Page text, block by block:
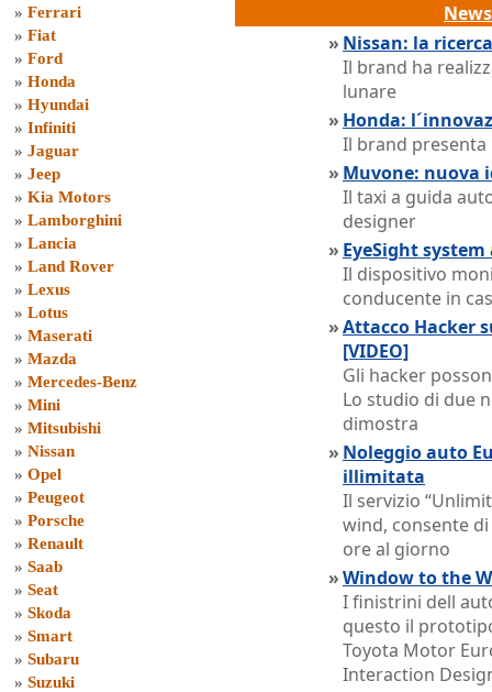
» Ferrari
» Fiat
» Ford
» Honda
» Hyundai
» Infiniti
» Jaguar
» Jeep
» Kia Motors
» Lamborghini
» Lancia
» Land Rover
» Lexus
» Lotus
» Maserati
» Mazda
» Mercedes-Benz
» Mini
» Mitsubishi
» Nissan
» Opel
» Peugeot
» Porsche
» Renault
» Saab
» Seat
» Skoda
» Smart
» Subaru
» Suzuki
» Nissan: la
Il brand ha
lunare
» Honda:
Il brand presenta
» Muvone: nuova
Il taxi a guida
designer
» EyeSight
Il dispositivo
conducente in
»Attacco Hacker
[VIDEO]
Gli hacker
Lo studio di due
dimostra
» Noleggio auto
illimitata
Il servizio
wind, consente
ore al giorno
»Window to the
I finistrini dell
questo il
Toyota Motor
Interaction